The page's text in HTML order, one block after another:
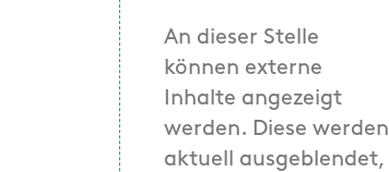
An dieser Stelle
können externe
Inhalte angezeigt
werden. Diese werden
aktuell ausgeblendet,